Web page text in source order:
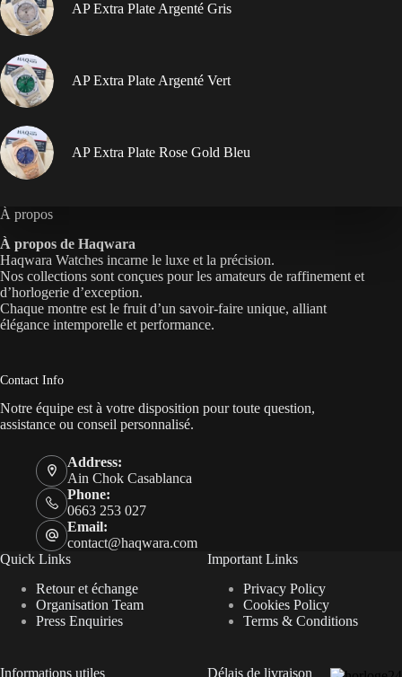
AP Extra Plate Argenté Gris
AP Extra Plate Argenté Vert
AP Extra Plate Rose Gold Bleu
À propos
À propos de Haqwara
Haqwara Watches incarne le luxe et la précision.
Nos collections sont conçues pour les amateurs de raffinement et
d’horlogerie d’exception.
Chaque montre est le fruit d’un savoir-faire unique, alliant
élégance intemporelle et performance.
Contact Info
Notre équipe est à votre disposition pour toute question,
assistance ou conseil personnalisé.
Address:
Ain Chok Casablanca
Phone:
0663 253 027
Email:
contact@haqwara.com
Quick Links
Retour et échange
Organisation Team
Press Enquiries
Informations utiles
Important Links
Privacy Policy
Cookies Policy
Terms & Conditions
Délais de livraison